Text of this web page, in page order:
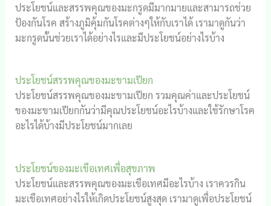
ประโยชน์และสรรพคุณของมะกรูดมีมากมายและสามารถช่วย
ป้องกันโรค สร้างภูมิคุ้มกันโรคต่างๆให้กับเราได้ เรามาดูกันว่า
มะกรูดนั้นช่วยเราได้อย่างไรและมีประโยชน์อย่างไรบ้าง
ประโยชน์สรรพคุณของมะขามเปียก
ประโยชน์สรรพคุณของมะขามเปียก รวมคุณค่าและประโยชน์
ของมะขามเปียกกันว่ามีคุณประโยชน์อะไรบ้างและใช้รักษาโรค
อะไรได้บ้างมีประโยชน์มากเลย
ประโยชน์ของมะเขือเทศเพื่อสุขภาพ
ประโยชน์และสรรพคุณของมะเขือเทศมีอะไรบ้าง เราควรกิน
มะเขือเทศอย่างไรให้เกิดประโยชน์สูงสุด เรามาดูเพื่อประโยชน์